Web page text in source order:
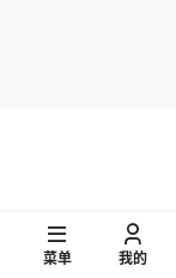
菜单 我的